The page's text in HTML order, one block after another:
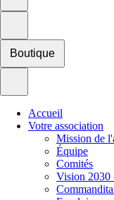
Boutique
Accueil
Votre association
Mission de
Équipe
Comités
Vision 2030